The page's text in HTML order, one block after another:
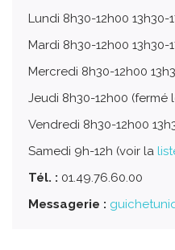
Lundi 8h30-12h00 13h30-
Mardi 8h30-12h00 13h30-
Mercredi 8h30-12h00
Jeudi 8h30-12h00 (fermé
Vendredi 8h30-12h00
Samedi 9h-12h (voir la
Tél. : 01.49.76.60.00
Messagerie :